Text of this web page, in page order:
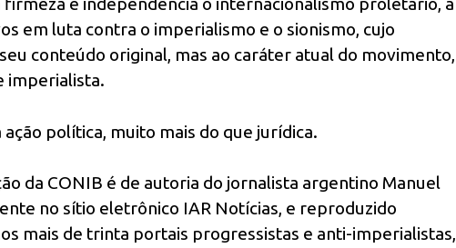
em luta contra o imperialismo e o sionismo, cujo
conteúdo original, mas ao caráter atual do movimento,
imperialista.
política, muito mais do que jurídica.
da CONIB é de autoria do jornalista argentino Manuel
no sítio eletrônico IAR Notícias, e reproduzido
mais de trinta portais progressistas e anti-imperialistas,